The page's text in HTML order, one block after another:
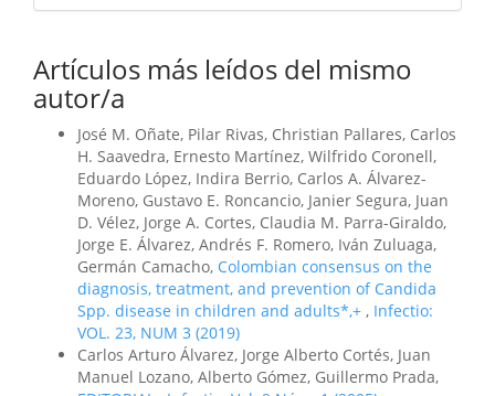
Artículos más leídos del mismo
autor/a
José M. Oñate, Pilar Rivas, Christian Pallares, Carlos
H. Saavedra, Ernesto Martínez, Wilfrido Coronell,
Eduardo López, Indira Berrio, Carlos A. Álvarez-
Moreno, Gustavo E. Roncancio, Janier Segura, Juan
D. Vélez, Jorge A. Cortes, Claudia M. Parra-Giraldo,
Jorge E. Álvarez, Andrés F. Romero, Iván Zuluaga,
Germán Camacho, Colombian consensus on the
diagnosis, treatment, and prevention of Candida
Spp. disease in children and adults*,+ , Infectio:
VOL. 23, NUM 3 (2019)
Carlos Arturo Álvarez, Jorge Alberto Cortés, Juan
Manuel Lozano, Alberto Gómez, Guillermo Prada,